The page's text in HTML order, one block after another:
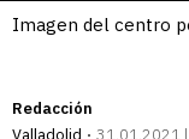
Imagen del centro
Redacción
Valladolid
31.01.2021